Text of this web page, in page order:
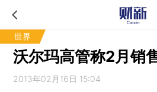
世界
沃尔玛高管称2月销
2013年02月16日 15:04